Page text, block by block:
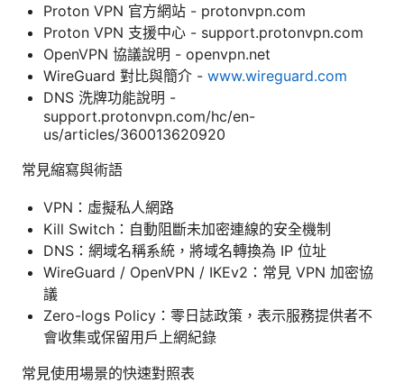
Proton VPN 官方網站 - protonvpn.com
Proton VPN 支援中心 - support.protonvpn.com
OpenVPN 協議說明 - openvpn.net
WireGuard 對比與簡介 - www.wireguard.com
DNS 洗牌功能說明 -
support.protonvpn.com/hc/en-
us/articles/360013620920
常見縮寫與術語
VPN：虛擬私人網路
Kill Switch：自動阻斷未加密連線的安全機制
DNS：網域名稱系統，將域名轉換為 IP 位址
WireGuard / OpenVPN / IKEv2：常見 VPN 加密協
議
Zero-logs Policy：零日誌政策，表示服務提供者不
會收集或保留用戶上網紀錄
常見使用場景的快速對照表